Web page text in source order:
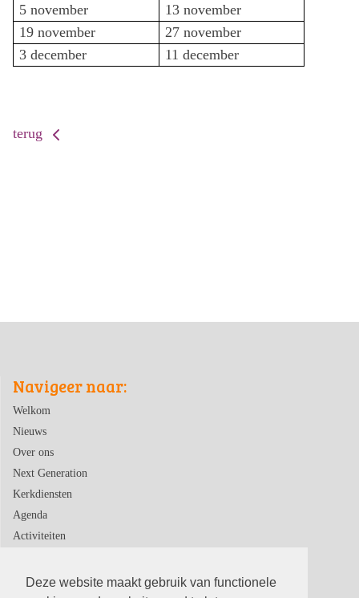
Deze website maakt gebruik van functionele
5 november
13 november
19 november
27 november
3 december
11 december
terug
Navigeer naar:
Welkom
Nieuws
Over ons
Next Generation
Kerkdiensten
Agenda
Activiteiten